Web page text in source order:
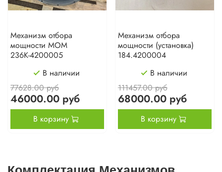
Механизм отбора
мощности МОМ
236К-4200005
В наличии
77628.00 руб
46000.00 руб
В корзину
Механизм отбора
мощности (установка)
184.4200004
В наличии
111457.00 руб
68000.00 руб
В корзину